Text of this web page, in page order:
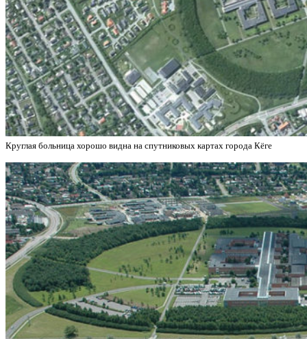
Круглая больница хорошо видна на спутниковых картах города Кёге